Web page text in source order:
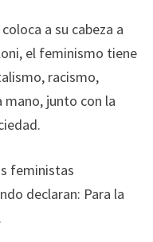
a su cabeza a
el feminismo tiene
racismo,
mano, junto con la
feministas
declaran: Para la